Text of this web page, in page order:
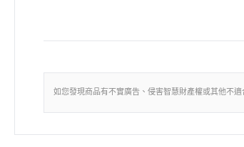
如您發現商品有不實廣告、侵害智慧財產權或其他不